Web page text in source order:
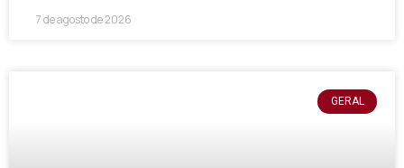
7 de agosto de 2026
GERAL